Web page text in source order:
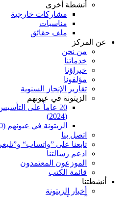
أنشطة أخرى
مشاركات خارجية
مناسبات
ملف حقائق
عن المركز
من نحن
خدماتنا
خبراؤنا
مؤلفونا
تقارير الإنجاز السنوية
الزيتونة في عيونهم
20 عاماً على
(2024)
الزيتونة في عيونهم (2010)
اتصل بنا
تابعنا على ”واتساب“
ادعم رسالتنا
الموزعون المعتمدون
قائمة الكتب
أنشطتنا
أخبار الزيتونة